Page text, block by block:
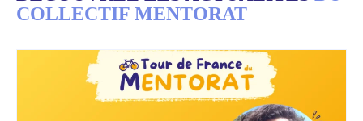
COLLECTIF MENTORAT